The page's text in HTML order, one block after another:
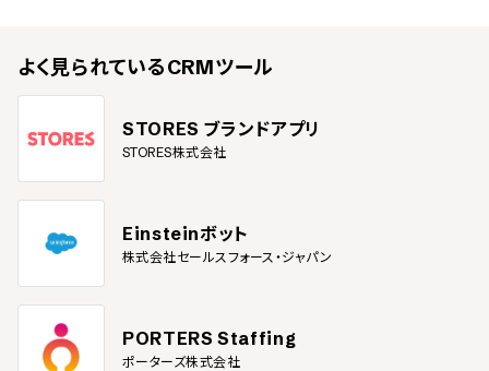
よく見られているCRMツール
STORES ブランドアプリ
STORES株式会社
Einsteinボット
株式会社セールスフォース・ジャパン
PORTERS Staffing
ポーターズ株式会社